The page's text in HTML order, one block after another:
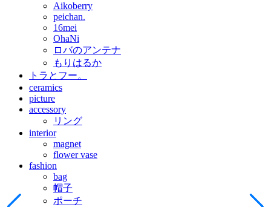
Aikoberry
peichan.
16mei
OhaNi
ロバのアンテナ
もりはるか
トラとフー。
ceramics
picture
accessory
リング
interior
magnet
flower vase
fashion
bag
帽子
ポーチ